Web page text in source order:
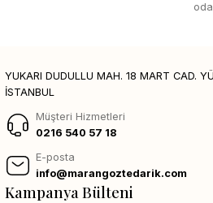
YUKARI DUDULLU MAH. 18 MART CAD.
İSTANBUL
Müşteri Hizmetleri
0216 540 57 18
E-posta
info@marangoztedarik.com
Kampanya Bülteni